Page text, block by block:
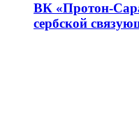
ВК «Протон-
сербской